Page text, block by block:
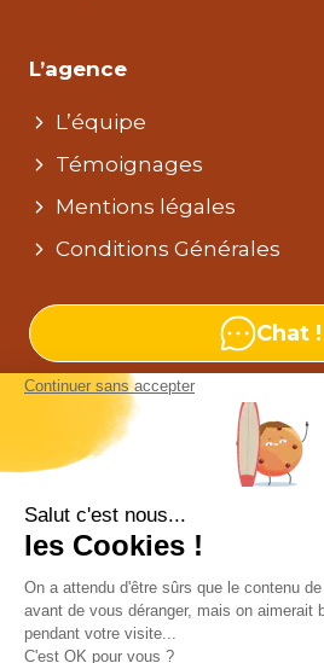
L’agence
L’équipe
Témoignages
Mentions légales
Conditions Générales
Chat !
Nos agences